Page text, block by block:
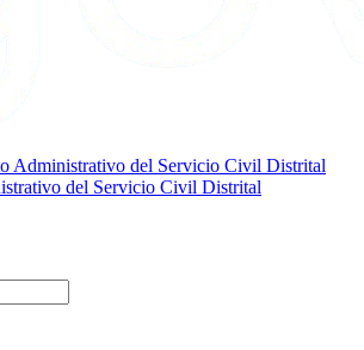
del Servicio Civil Distrital